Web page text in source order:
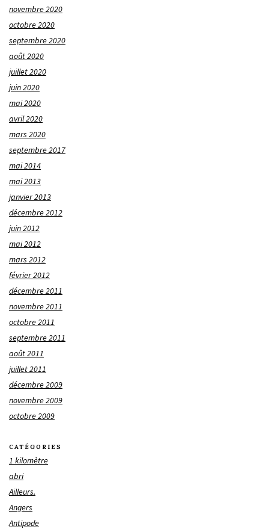
novembre 2020
octobre 2020
septembre 2020
août 2020
juillet 2020
juin 2020
mai 2020
avril 2020
mars 2020
septembre 2017
mai 2014
mai 2013
janvier 2013
décembre 2012
juin 2012
mai 2012
mars 2012
février 2012
décembre 2011
novembre 2011
octobre 2011
septembre 2011
août 2011
juillet 2011
décembre 2009
novembre 2009
octobre 2009
CATÉGORIES
1 kilomètre
abri
Ailleurs.
Angers
Antipode